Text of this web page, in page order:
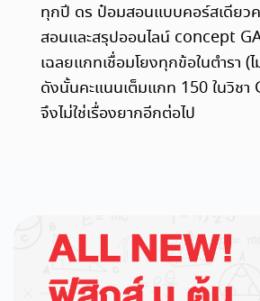
ทุกปี ดร ป๋อมสอนแบบคอร์สเดียว
สอนและสรุปออนไลน์ concept
เฉลยแกทเชื่อมโยงทุกข้อในตำรา (
ดังนั้นคะแนนเต็มแกท 150 ในวิชา
จึงไม่ใช่เรื่องยากอีกต่อไป